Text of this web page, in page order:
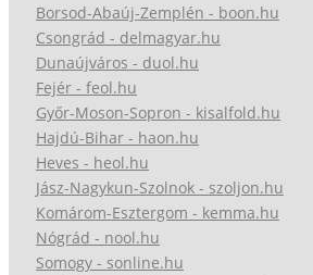
Borsod-Abaúj-Zemplén - boon.hu
Csongrád - delmagyar.hu
Dunaújváros - duol.hu
Fejér - feol.hu
Győr-Moson-Sopron - kisalfold.hu
Hajdú-Bihar - haon.hu
Heves - heol.hu
Jász-Nagykun-Szolnok - szoljon.hu
Komárom-Esztergom - kemma.hu
Nógrád - nool.hu
Somogy - sonline.hu